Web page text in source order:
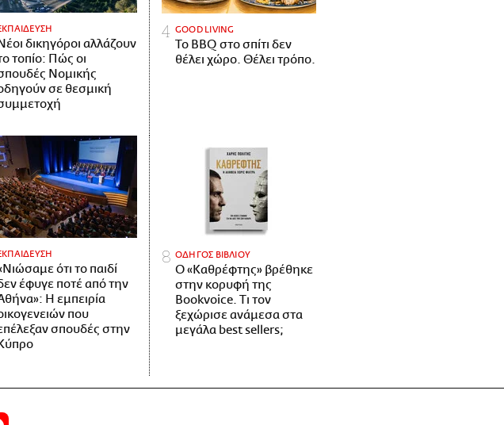
Νέοι δικηγόροι αλλάζουν
τοπίο: Πώς οι
Νομικής
σε θεσμική
GOOD LIVING
Το BBQ στο σπίτι δεν
θέλει χώρο. Θέλει τρόπο.
ότι το παιδί
έφυγε ποτέ από την
Η εμπειρία
που
σπουδές στην
ΟΔΗΓΟΣ ΒΙΒΛΙΟΥ
Ο «Καθρέφτης» βρέθηκε
στην κορυφή της
Bookvoice. Τι τον
ξεχώρισε ανάμεσα στα
μεγάλα best sellers;